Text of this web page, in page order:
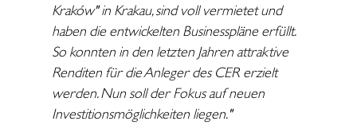
Kraków" in Krakau, sind voll vermietet und
haben die entwickelten Businesspläne erfüllt.
So konnten in den letzten Jahren attraktive
Renditen für die Anleger des CER erzielt
werden. Nun soll der Fokus auf neuen
Investitionsmöglichkeiten liegen."